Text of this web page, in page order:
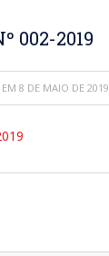
002-2019
EM 8 DE MAIO DE 2019